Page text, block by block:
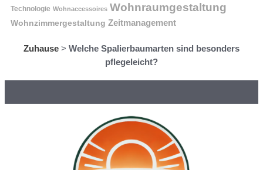
Technologie Wohnaccessoires Wohnraumgestaltung
Wohnzimmergestaltung Zeitmanagement
Zuhause > Welche Spalierbaumarten sind besonders
pflegeleicht?